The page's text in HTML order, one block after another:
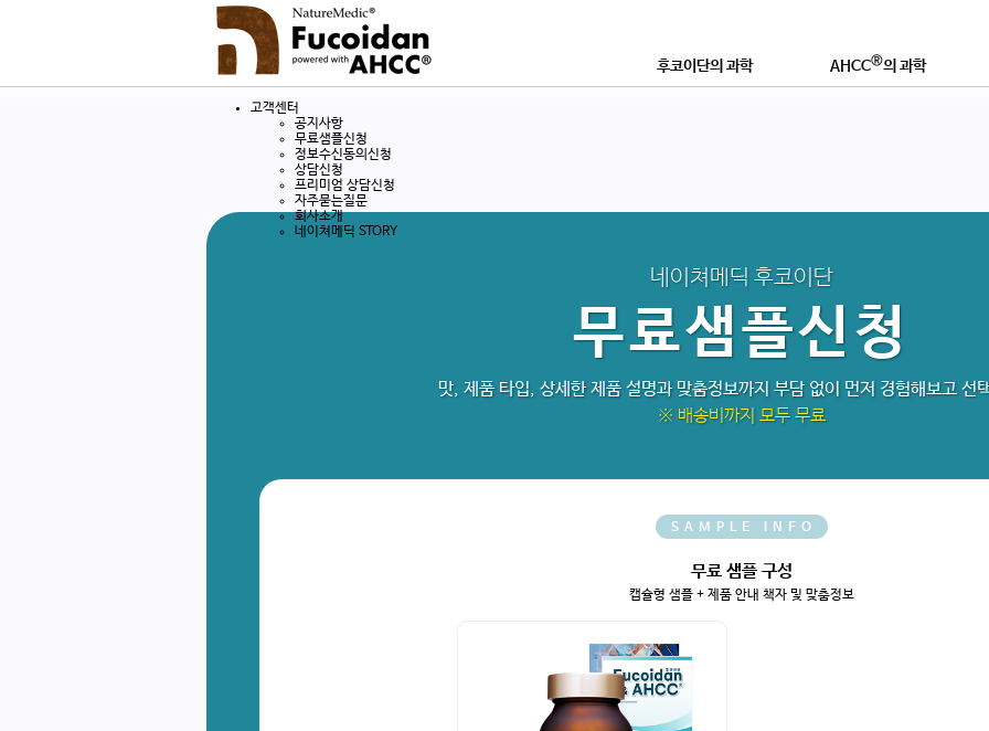
후코이단의 과학 AHCC®의 과학
고객센터
공지사항
무료샘플신청
정보수신동의신청
상담신청
프리미엄 상담신청
자주묻는질문
회사소개
네이쳐메딕 STORY
네이쳐메딕 후코이단
무료샘플신청
맛, 제품 타입, 상세한 제품 설명과 맞춤정보까지 부담 없이 먼저 경험해보고 선
※ 배송비까지 모두 무료
SAMPLE INFO
무료 샘플 구성
캡슐형 샘플 + 제품 안내 책자 및 맞춤정보